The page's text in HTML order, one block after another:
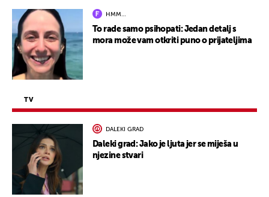
HMM…
To rade samo psihopati: Jedan detalj s
mora može vam otkriti puno o prijateljima
TV
DALEKI GRAD
Daleki grad: Jako je ljuta jer se miješa u
njezine stvari